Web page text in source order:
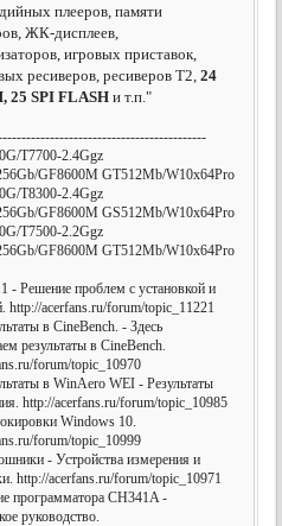
плееров, памяти
ЖК-дисплеев,
игровых приставок,
ресиверов, ресиверов T2,24
25 SPI FLASHи т.п."
T7700-2.4Ggz
GF8600M GT512Mb/W10x64Pro
T8300-2.4Ggz
GF8600M GS512Mb/W10x64Pro
T7500-2.2Ggz
GF8600M GT512Mb/W10x64Pro
- Решение проблем с установкой и
http://acerfans.ru/forum/topic_11221
в CineBench. - Здесь
результаты в CineBench.
forum/topic_10970
в WinAero WEI - Результаты
http://acerfans.ru/forum/topic_10985
Windows 10.
forum/topic_10999
- Устройства измерения и
http://acerfans.ru/forum/topic_10971
программатора CH341A -
руководство.